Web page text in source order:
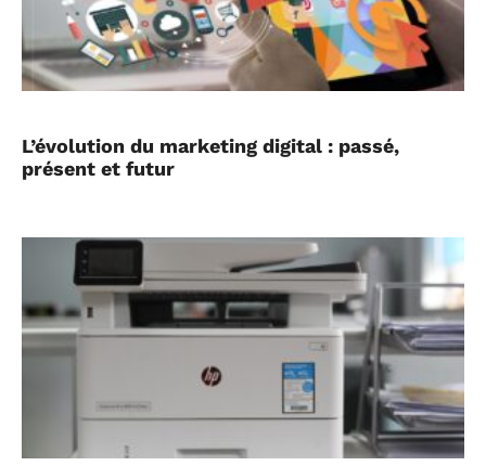
L’évolution du marketing digital : passé,
présent et futur